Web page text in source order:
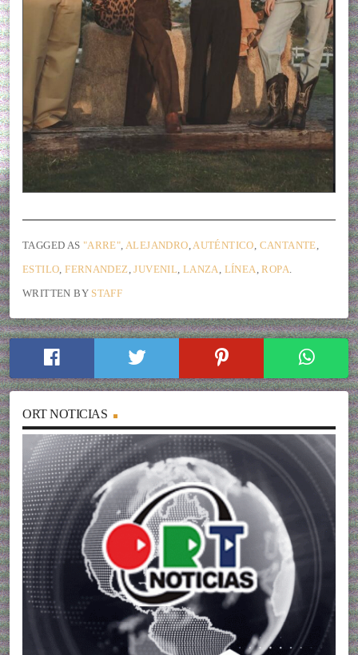
TAGGED AS "ARRE" ALEJANDRO AUTÉNTICO CANTANTE
ESTILO ,FERNANDEZ ,JUVENIL LANZA LÍNEA ,ROPA
WRITTEN BY STAFF
ORT NOTICIAS